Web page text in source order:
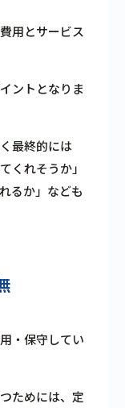
用とサービス
ントとなりま
最終的には
くれそうか」
るか」なども
・保守してい
ためには、定